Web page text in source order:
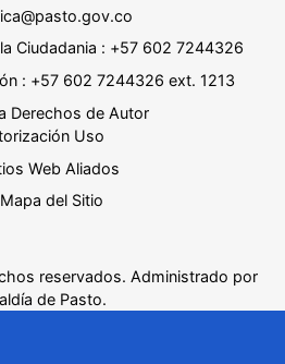
Ciudadania : +57 602 7244326
: +57 602 7244326 ext. 1213
Derechos de Autor
Uso
Web Aliados
Mapa del Sitio
reservados. Administrado por
de Pasto.